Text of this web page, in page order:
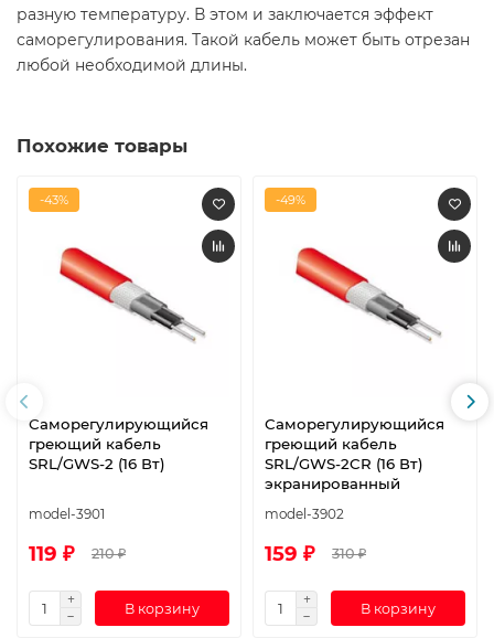
разную температуру. В этом и заключается эффект
саморегулирования. Такой кабель может быть отрезан
любой необходимой длины.
Похожие товары
-43%
Саморегулирующийся
греющий кабель
SRL/GWS-2 (16 Вт)
model-3901
119 ₽ 210 ₽
В корзину
-49%
Саморегулирующийся
греющий кабель
SRL/GWS-2CR (16 Вт)
экранированный
model-3902
159 ₽ 310 ₽
В корзину